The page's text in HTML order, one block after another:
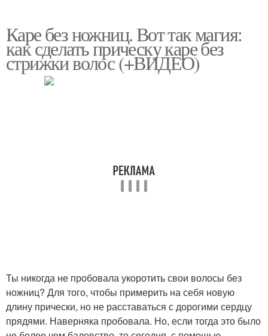
Каре без ножниц. Вот так магия:
как сделать прическу каре без
стрижки волос (+ВИДЕО)
Ты никогда не пробовала укоротить свои волосы без
ножниц? Для того, чтобы примерить на себя новую
длину прически, но не расставаться с дорогими сердцу
прядями. Наверняка пробовала. Но, если тогда это было